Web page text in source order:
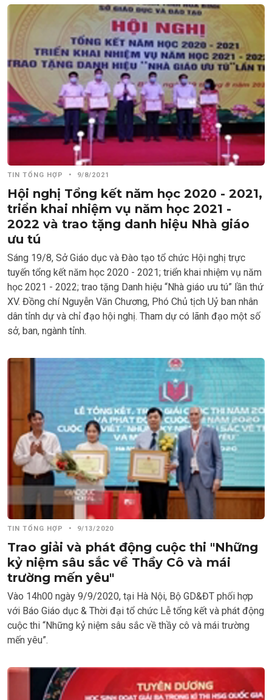
TIN TỔNG HỢP • 9/8/2021
Hội nghị Tổng kết năm học 2020 - 2021,
triển khai nhiệm vụ năm học 2021 -
2022 và trao tặng danh hiệu Nhà giáo
ưu tú
Sáng 19/8, Sở Giáo dục và Đào tạo tổ chức Hội nghị trực
tuyến tổng kết năm học 2020 - 2021; triển khai nhiệm vụ năm
học 2021 - 2022; trao tặng Danh hiệu “Nhà giáo ưu tú” lần thứ
XV. Đồng chí Nguyễn Văn Chương, Phó Chủ tịch Uỷ ban nhân
dân tỉnh dự và chỉ đạo hội nghị. Tham dự có lãnh đạo một số
sở, ban, ngành tỉnh.
TIN TỔNG HỢP • 9/13/2020
Trao giải và phát động cuộc thi "Những
kỷ niệm sâu sắc về Thầy Cô và mái
trường mến yêu"
Vào 14h00 ngày 9/9/2020, tại Hà Nội, Bộ GD&ĐT phối hợp
với Báo Giáo dục & Thời đại tổ chức Lễ tổng kết và phát động
cuộc thi “Những kỷ niệm sâu sắc về thầy cô và mái trường
mến yêu”.